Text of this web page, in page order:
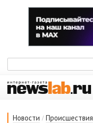
Новости / Происшествия